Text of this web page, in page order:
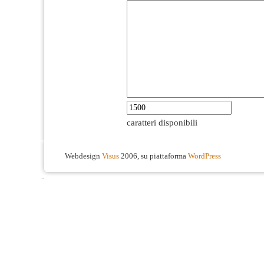
caratteri disponibili
Webdesign Visus 2006, su piattaforma WordPress